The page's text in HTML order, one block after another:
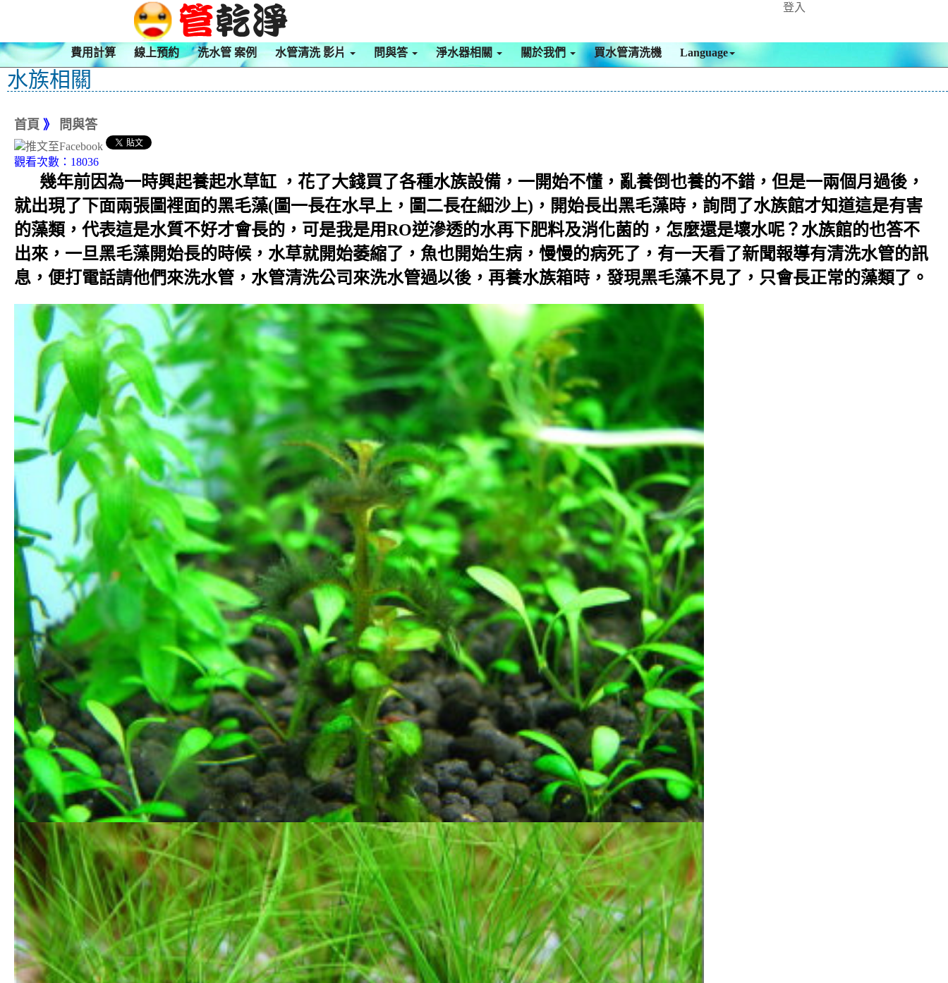
登入
費用計算 線上預約 洗水管 案例 水管清洗 影片 問與答 淨水器相關 關於我們 買水管清洗機 Language
水族相關
首頁 》 問與答
觀看次數：18036
幾年前因為一時興起養起水草缸 ，花了大錢買了各種水族設備，一開始不懂，亂養倒也養的不錯，但是一兩個月過後，
就出現了下面兩張圖裡面的黑毛藻(圖一長在水早上，圖二長在細沙上)，開始長出黑毛藻時，詢問了水族館才知道這是有害
的藻類，代表這是水質不好才會長的，可是我是用RO逆滲透的水再下肥料及消化菌的，怎麼還是壞水呢？水族館的也答不
出來，一旦黑毛藻開始長的時候，水草就開始萎縮了，魚也開始生病，慢慢的病死了，有一天看了新聞報導有清洗水管的訊
息，便打電話請他們來洗水管，水管清洗公司來洗水管過以後，再養水族箱時，發現黑毛藻不見了，只會長正常的藻類了。